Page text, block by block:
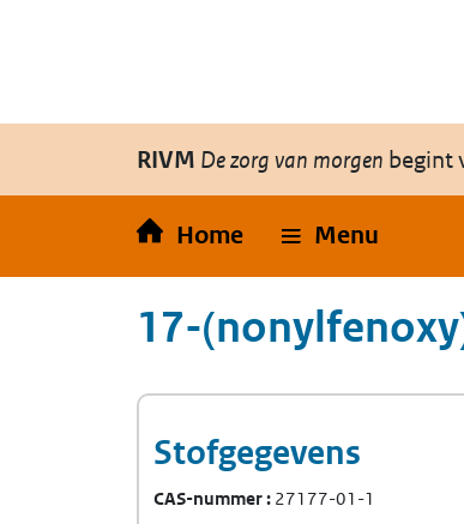
RIVM De zorg van morgen begint
Home Menu
17-
Stofgegevens
CAS-nummer 27177-01-1